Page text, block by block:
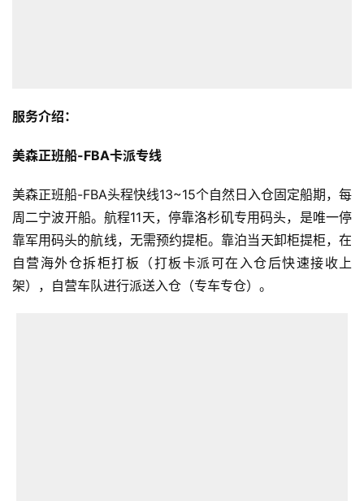
服务介绍：
美森正班船-FBA卡派专线
美森正班船-FBA头程快线13~15个自然日入仓固定船期，每
周二宁波开船。航程11天，停靠洛杉矶专用码头，是唯一停
靠军用码头的航线，无需预约提柜。靠泊当天卸柜提柜，在
自营海外仓拆柜打板（打板卡派可在入仓后快速接收上
架），自营车队进行派送入仓（专车专仓）。